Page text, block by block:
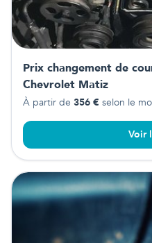
Prix changement de
Chevrolet Matiz
À partir de 356 € selon le
Voir